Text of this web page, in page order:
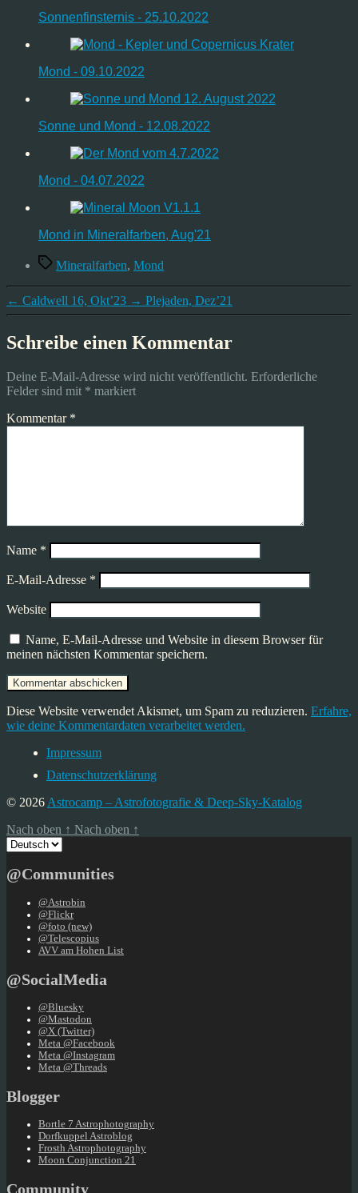
Sonnenfinsternis - 25.10.2022
Mond - 09.10.2022
Sonne und Mond - 12.08.2022
Mond - 04.07.2022
Mond in Mineralfarben, Aug'21
Schlagwörter
Mineralfarben, Mond
← Caldwell 16, Okt’23 → Plejaden, Dez’21
Schreibe einen Kommentar
Deine E-Mail-Adresse wird nicht veröffentlicht. Erforderliche
Felder sind mit * markiert
Kommentar *
Name *
E-Mail-Adresse *
Website
Name, E-Mail-Adresse und Website in diesem Browser für
meinen nächsten Kommentar speichern.
Diese Website verwendet Akismet, um Spam zu reduzieren. Erfahre,
wie deine Kommentardaten verarbeitet werden.
Impressum
Datenschutzerklärung
© 2026 Astrocamp – Astrofotografie & Deep-Sky-Katalog
Nach oben ↑ Nach oben ↑
Sprache
auswählen
@Communities
@Astrobin
@Flickr
@foto (new)
@Telescopius
AVV am Hohen List
@SocialMedia
@Bluesky
@Mastodon
@X (Twitter)
Meta @Facebook
Meta @Instagram
Meta @Threads
Blogger
Bortle 7 Astrophotography
Dorfkuppel Astroblog
Frosth Astrophotography
Moon Conjunction 21
Community